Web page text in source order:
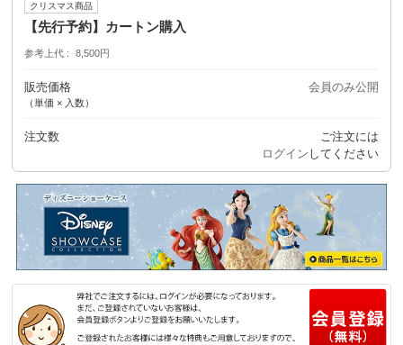
クリスマス商品
【先行予約】カートン購入
参考上代 8,500円
販売価格
（単価 × 入数）
会員のみ公開
注文数
ご注文には
ログイン してください